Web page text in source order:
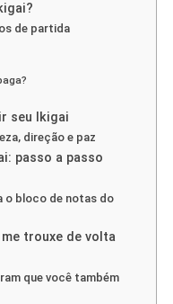
de partida
seu Ikigai
direção e paz
passo a passo
o bloco de notas do
trouxe de volta
que você também